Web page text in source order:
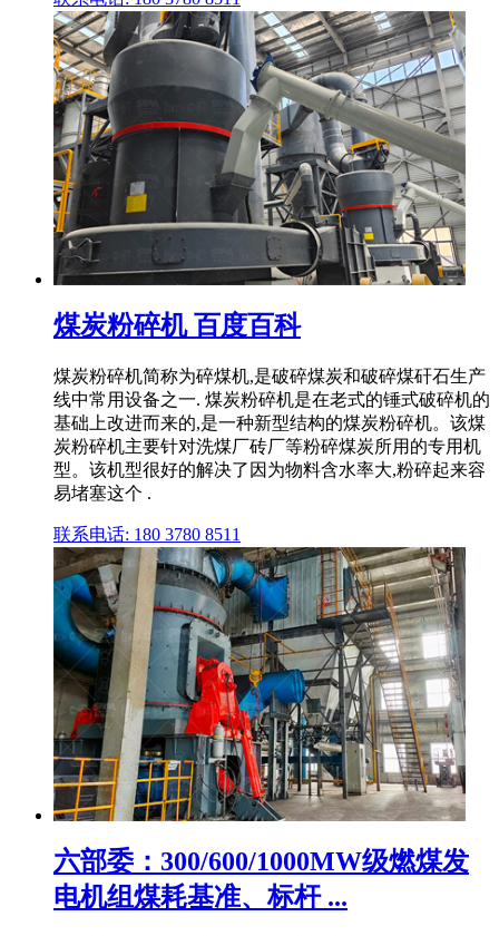
煤炭粉碎机 百度百科
煤炭粉碎机简称为碎煤机,是破碎煤炭和破碎煤矸石生产
线中常用设备之一. 煤炭粉碎机是在老式的锤式破碎机的
基础上改进而来的,是一种新型结构的煤炭粉碎机。该煤
炭粉碎机主要针对洗煤厂砖厂等粉碎煤炭所用的专用机
型。该机型很好的解决了因为物料含水率大,粉碎起来容
易堵塞这个 .
联系电话: 180 3780 8511
六部委：300/600/1000MW级燃煤发
电机组煤耗基准、标杆 ...